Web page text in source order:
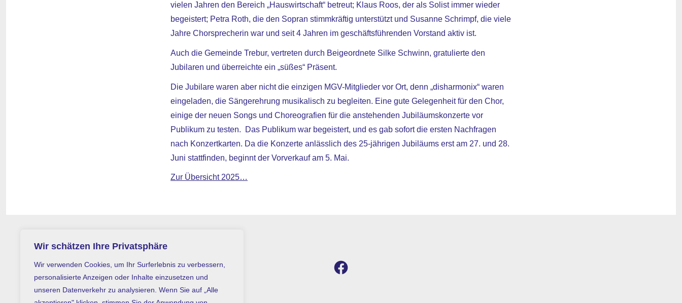
Wir schätzen Ihre Privatsphäre
Wir verwenden Cookies, um Ihr Surferlebnis zu verbessern,
personalisierte Anzeigen oder Inhalte einzusetzen und
unseren Datenverkehr zu analysieren. Wenn Sie auf „Alle
vielen Jahren den Bereich „Hauswirtschaft“ betreut; Klaus Roos, der als Solist immer wieder
begeistert; Petra Roth, die den Sopran stimmkräftig unterstützt und Susanne Schrimpf, die viele
Jahre Chorsprecherin war und seit 4 Jahren im geschäftsführenden Vorstand aktiv ist.
Auch die Gemeinde Trebur, vertreten durch Beigeordnete Silke Schwinn, gratulierte den
Jubilaren und überreichte ein „süßes“ Präsent.
Die Jubilare waren aber nicht die einzigen MGV-Mitglieder vor Ort, denn „disharmonix“ waren
eingeladen, die Sängerehrung musikalisch zu begleiten. Eine gute Gelegenheit für den Chor,
einige der neuen Songs und Choreografien für die anstehenden Jubiläumskonzerte vor
Publikum zu testen. Das Publikum war begeistert, und es gab sofort die ersten Nachfragen
nach Konzertkarten. Da die Konzerte anlässlich des 25-jährigen Jubiläums erst am 27. und 28.
Juni stattfinden, beginnt der Vorverkauf am 5. Mai.
Zur Übersicht 2025…
Facebook